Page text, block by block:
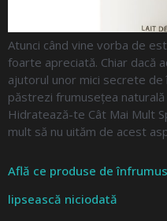
Atunci când vine vorba de
foarte apreciată. Chiar dacă
ajutorul unor mici secrete
păstrezi frumusețea
Hidratează-te Cât Mai Mult
mult să nu uităm de acest
Află ce produse de
lipsească niciodată